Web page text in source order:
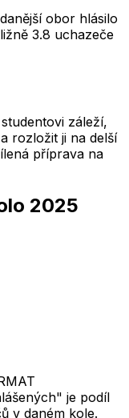
obor hlásilo
3.8 uchazeče
záleží,
rozložit ji na delší
příprava na
2025
je podíl
v daném kole.